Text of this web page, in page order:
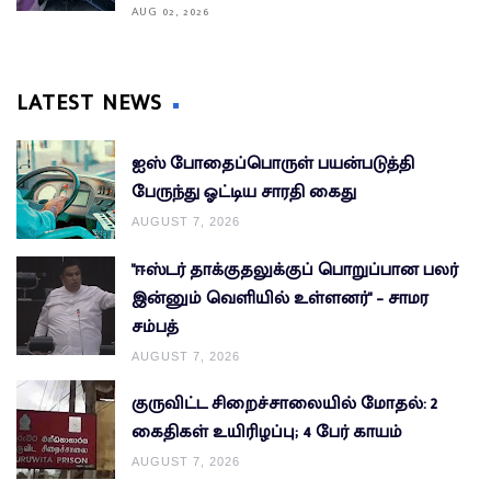
AUG 02, 2026
LATEST NEWS
ஐஸ் போதைப்பொருள் பயன்படுத்தி
பேருந்து ஓட்டிய சாரதி கைது
AUGUST 7, 2026
"ஈஸ்டர் தாக்குதலுக்குப் பொறுப்பான பலர்
இன்னும் வெளியில் உள்ளனர்" – சாமர
சம்பத்
AUGUST 7, 2026
குருவிட்ட சிறைச்சாலையில் மோதல்: 2
கைதிகள் உயிரிழப்பு; 4 பேர் காயம்
AUGUST 7, 2026